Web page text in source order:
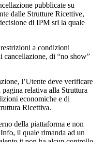
pubblicate su
dalle Strutture Ricettive,
di IPM srl la quale
a condizioni
cancellazione, di “no show”
l’Utente deve verificare
relativa alla Struttura
economiche e di
Ricettiva.
della piattaforma e non
il quale rimanda ad un